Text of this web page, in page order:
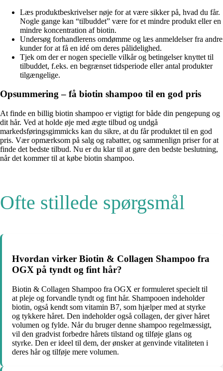
Læs produktbeskrivelser nøje for at være sikker på, hvad du får.
Nogle gange kan “tilbuddet” være for et mindre produkt eller en
mindre koncentration af biotin.
Undersøg forhandlerens omdømme og læs anmeldelser fra andre
kunder for at få en idé om deres pålidelighed.
Tjek om der er nogen specielle vilkår og betingelser knyttet til
tilbuddet, f.eks. en begrænset tidsperiode eller antal produkter
tilgængelige.
Opsummering – få biotin shampoo til en god pris
At finde en billig biotin shampoo er vigtigt for både din pengepung og
dit hår. Ved at holde øje med ægte tilbud og undgå
markedsføringsgimmicks kan du sikre, at du får produktet til en god
pris. Vær opmærksom på salg og rabatter, og sammenlign priser for at
finde det bedste tilbud. Nu er du klar til at gøre den bedste beslutning,
når det kommer til at købe biotin shampoo.
Ofte stillede spørgsmål
Hvordan virker Biotin & Collagen Shampoo fra
OGX på tyndt og fint hår?
Biotin & Collagen Shampoo fra OGX er formuleret specielt til
at pleje og forvandle tyndt og fint hår. Shampooen indeholder
biotin, også kendt som vitamin B7, som hjælper med at styrke
og tykkere håret. Den indeholder også collagen, der giver håret
volumen og fylde. Når du bruger denne shampoo regelmæssigt,
vil den gradvist forbedre hårets tilstand og tilføje glans og
styrke. Den er ideel til dem, der ønsker at genvinde vitaliteten i
deres hår og tilføje mere volumen.